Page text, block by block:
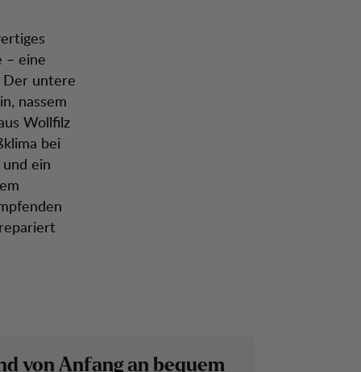
– eine
Der untere
nassem
Wollfilz
bei
ein
von Anfang an bequem